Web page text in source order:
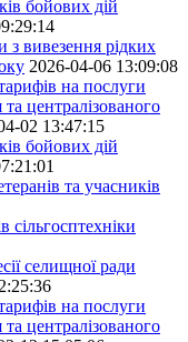
бойових дій
з вивезення рідких
2026-04-06 13:09:08
на послуги
централізованого
02 13:47:15
бойових дій
та учасників
сільгосптехніки
селищної ради
на послуги
централізованого